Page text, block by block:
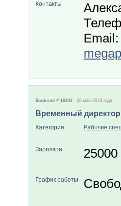
Контакты
Email:
Вакансия # 18493 06 мая 2023 года
Временный директор
Категория Рабочие
Зарплата 25000
График работы